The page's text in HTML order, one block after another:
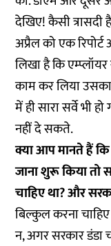
देखिए! कैसी त्रासदी
अप्रैल को एक
लिखा है कि
काम कर लिया उसका
में ही सारा सर्वे भी
नहीं दे सकते.
क्या आप मानते हैं
जाना शुरू किया तो
चाहिए था? और
बिल्कुल करना
न, अगर सरकार